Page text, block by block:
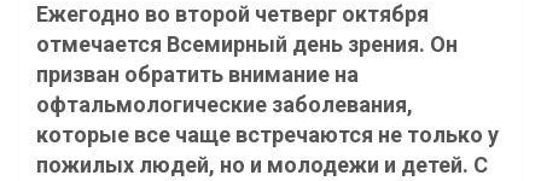
Ежегодно во второй четверг октября
отмечается Всемирный день зрения. Он
призван обратить внимание на
офтальмологические заболевания,
которые все чаще встречаются не только у
пожилых людей, но и молодежи и детей. С